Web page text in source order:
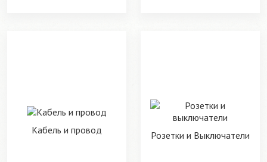
Кабель и провод Розетки и Выключатели